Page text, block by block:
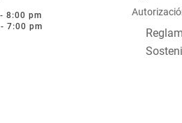
8:00 pm
7:00 pm